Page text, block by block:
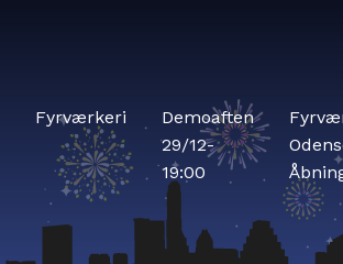
Fyrværkeri
Demoaften
29/12-
19:00